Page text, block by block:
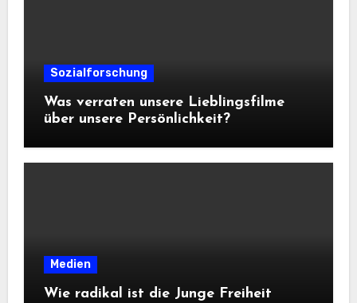
Sozialforschung
Was verraten unsere Lieblingsfilme
über unsere Persönlichkeit?
Medien
Wie radikal ist die Junge Freiheit